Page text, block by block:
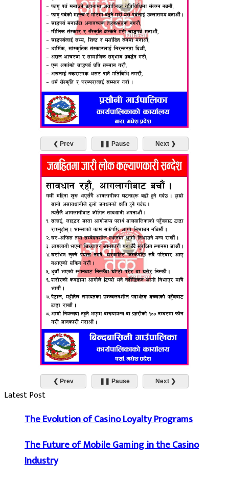
❮ Prev ❚❚ Pause Next ❯
❮ Prev ❚❚ Pause Next ❯
Latest Post
The Evolution of Casino Loyalty Programs
The Future of Mobile Gaming in the Casino
Industry